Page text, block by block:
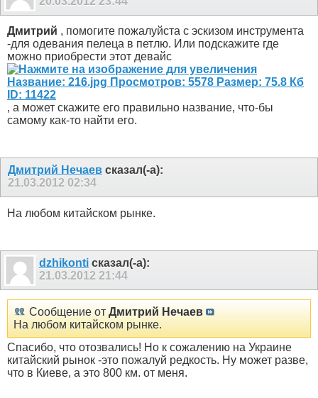
Дмитрий , помогите пожалуйста с эскизом инструмента
-для одевания пелеца в петлю. Или подскажите где
можно приобрести этот девайс
, а может скажите его правильно название, что-бы
самому как-то найти его.
Дмитрий Нечаев сказал(-а):
21.03.2012 02:34
На любом китайском рынке.
dzhikonti сказал(-а):
21.03.2012 21:44
Сообщение от Дмитрий Нечаев
На любом китайском рынке.
Спасибо, что отозвались! Но к сожалению на Украине
китайский рынок -это пожалуй редкость. Ну может разве,
что в Киеве, а это 800 км. от меня.